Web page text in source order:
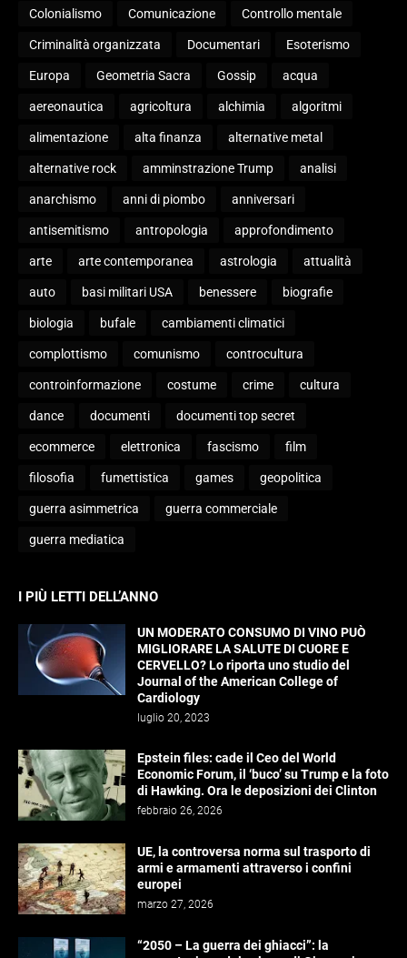
Colonialismo Comunicazione Controllo mentale
Criminalità organizzata Documentari Esoterismo
Europa Geometria Sacra Gossip acqua
aereonautica agricoltura alchimia algoritmi
alimentazione alta finanza alternative metal
alternative rock amminstrazione Trump analisi
anarchismo anni di piombo anniversari
antisemitismo antropologia approfondimento
arte arte contemporanea astrologia attualità
auto basi militari USA benessere biografie
biologia bufale cambiamenti climatici
complottismo comunismo controcultura
controinformazione costume crime cultura
dance documenti documenti top secret
ecommerce elettronica fascismo film
filosofia fumettistica games geopolitica
guerra asimmetrica guerra commerciale
guerra mediatica
I PIÙ LETTI DELL’ANNO
UN MODERATO CONSUMO DI VINO PUÒ
MIGLIORARE LA SALUTE DI CUORE E
CERVELLO? Lo riporta uno studio del
Journal of the American College of
Cardiology
luglio 20, 2023
Epstein files: cade il Ceo del World
Economic Forum, il ‘buco’ su Trump e la foto
di Hawking. Ora le deposizioni dei Clinton
febbraio 26, 2026
UE, la controversa norma sul trasporto di
armi e armamenti attraverso i confini
europei
marzo 27, 2026
“2050 – La guerra dei ghiacci”: la